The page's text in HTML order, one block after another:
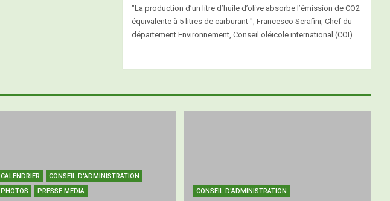
"La production d’un litre d’huile d’olive absorbe l’émission de CO2
équivalente à 5 litres de carburant ", Francesco Serafini, Chef du
département Environnement, Conseil oléicole international (COI)
CALENDRIER
CONSEIL D'ADMINISTRATION
PHOTOS
PRESSE MEDIA CONSEIL D'ADMINISTRATION